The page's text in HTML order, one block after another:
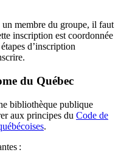
membre du groupe, il faut
inscription est coordonnée
d’inscription
du Québec
bibliothèque publique
aux principes du Code de
.
: